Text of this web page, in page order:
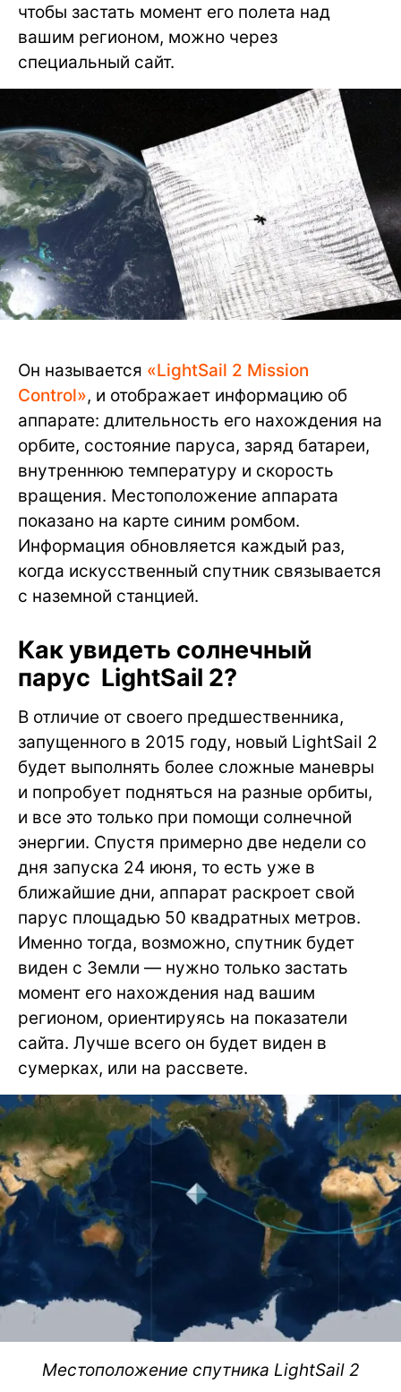
чтобы застать момент его полета над
вашим регионом, можно через
специальный сайт.
Он называется «LightSail 2 Mission
Control», и отображает информацию об
аппарате: длительность его нахождения на
орбите, состояние паруса, заряд батареи,
внутреннюю температуру и скорость
вращения. Местоположение аппарата
показано на карте синим ромбом.
Информация обновляется каждый раз,
когда искусственный спутник связывается
с наземной станцией.
Как увидеть солнечный
парус LightSail 2?
В отличие от своего предшественника,
запущенного в 2015 году, новый LightSail 2
будет выполнять более сложные маневры
и попробует подняться на разные орбиты,
и все это только при помощи солнечной
энергии. Спустя примерно две недели со
дня запуска 24 июня, то есть уже в
ближайшие дни, аппарат раскроет свой
парус площадью 50 квадратных метров.
Именно тогда, возможно, спутник будет
виден с Земли — нужно только застать
момент его нахождения над вашим
регионом, ориентируясь на показатели
сайта. Лучше всего он будет виден в
сумерках, или на рассвете.
Местоположение спутника LightSail 2